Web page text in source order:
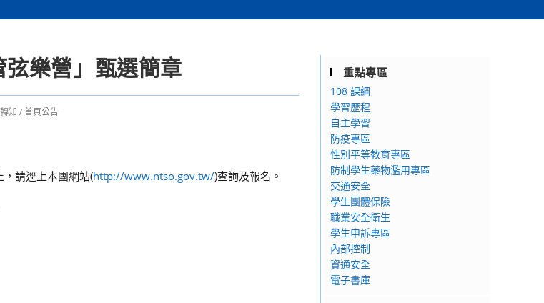
樂營」甄選簡章
知 /首頁公告
請逕上本團網站(http://www.ntso.gov.tw/)查詢及報名。
重點專區
108 課綱
學習歷程
自主學習
防疫專區
性別平等教育專區
防制學生藥物濫用專區
交通安全
學生團體保險
職業安全衛生
學生申訴專區
內部控制
資通安全
電子書庫